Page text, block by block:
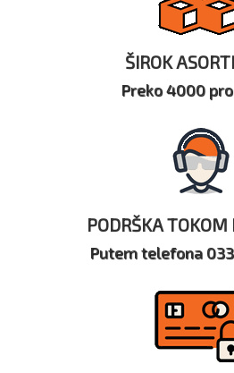
ŠIROK
Preko 4000
PODRŠKA TOKOM
Putem telefona